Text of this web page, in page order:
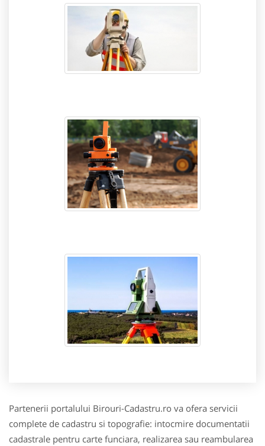
Partenerii portalului Birouri-Cadastru.ro va ofera servicii
complete de cadastru si topografie: intocmire documentatii
cadastrale pentru carte funciara, realizarea sau reambularea